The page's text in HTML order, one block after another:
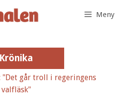
Meny
Krönika
Krönika